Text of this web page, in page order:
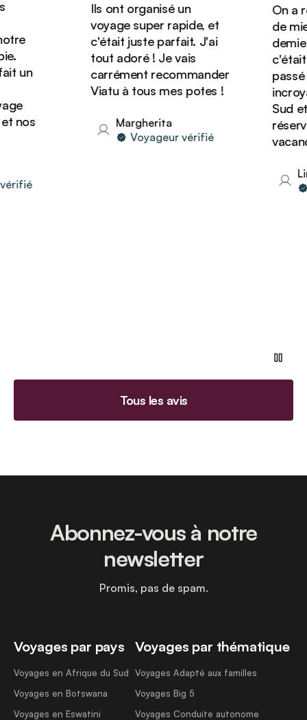
un
nos
Ils ont organisé un
voyage super rapide, et
c'était juste parfait. J'ai
tout adoré ! Je vais
carrément recommander
Viatu à tous mes potes !
Margherita
Voyageur vérifié
On a
de
demie
c'était
passé
Sud et
Tous les avis
Voyages par pays
Voyages en Afrique du Sud
Voyages en Botswana
Voyages en Eswatini
Voyages par thématique
Voyages Adapté aux familles
Voyages Big 5
Voyages Conduite autonome
Abonnez-vous à notre
newsletter
Promis, pas de spam.